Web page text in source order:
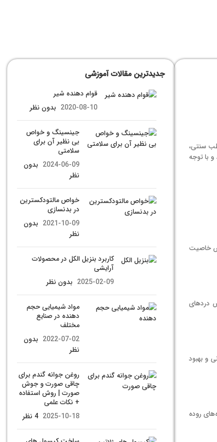
سنتی،
با توجه
خاصیت
دردهای
و بهبود
روده
جدیدترین مقالات آموزشی
قوام دهنده شیر
2020-08-10 بدون نظر
جینسینگ و خواص
بی نظیر آن برای
سلامتی
2024-06-09 بدون
نظر
خواص مالتودکسترین
در بدنسازی
2021-10-09 بدون
نظر
کاربرد بنزیل الکل در محصولات
آرایشی
2025-02-09 بدون نظر
مواد شیمیایی حجم
دهنده در صنایع
مختلف
2022-07-02 بدون
نظر
روغن جوانه گندم برای
چاقی صورت و جوش
صورت | روش استفاده
+ نکات علمی
2025-10-18 4 نظر